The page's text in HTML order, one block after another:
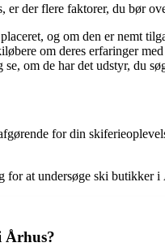
er der flere faktorer, du bør
og om den er nemt
om deres erfaringer
om de har det udstyr, du
for din
at undersøge ski butikker
Århus?